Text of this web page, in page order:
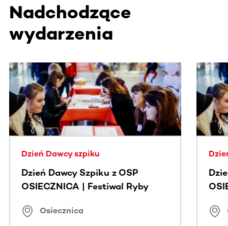
Nadchodzące
wydarzenia
Ta sekcja zawiera treści przewijane w poziomie. Użyj
Dzień Dawcy szpiku
Dzień Dawcy Szpiku z OSP
OSIECZNICA | Festiwal Ryby
Osiecznica